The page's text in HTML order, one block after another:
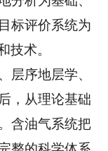
标评价系统为
技术。
序地层学、
，从理论基础
含油气系统把